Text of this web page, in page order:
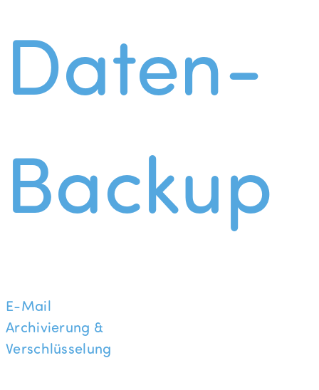
Daten-
Backup
E-Mail
Archivierung &
Verschlüsselung